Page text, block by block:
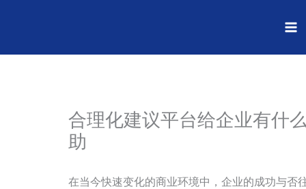
容
合理化建议平台给企业有什
助
在当今快速变化的商业环境中，企业的成功与否